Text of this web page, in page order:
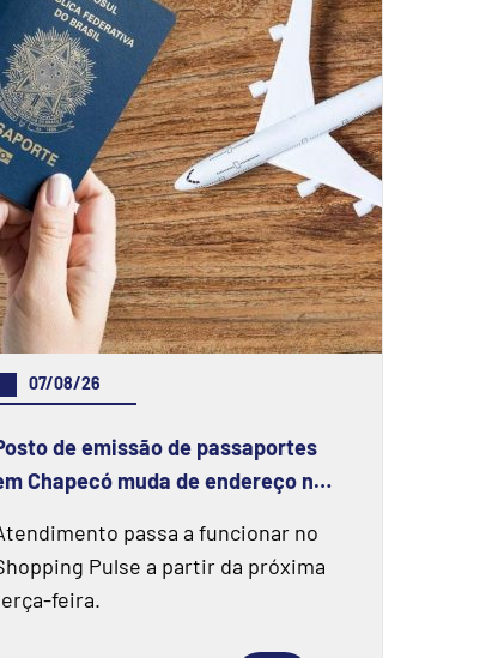
07/08/26
de emissão de passaportes
Chapecó muda de endereço na
passa a funcionar no
Pulse a partir da próxima
feira.